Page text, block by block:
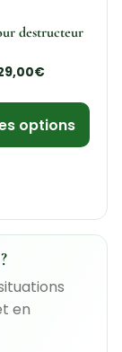
destructeur
€
options
en